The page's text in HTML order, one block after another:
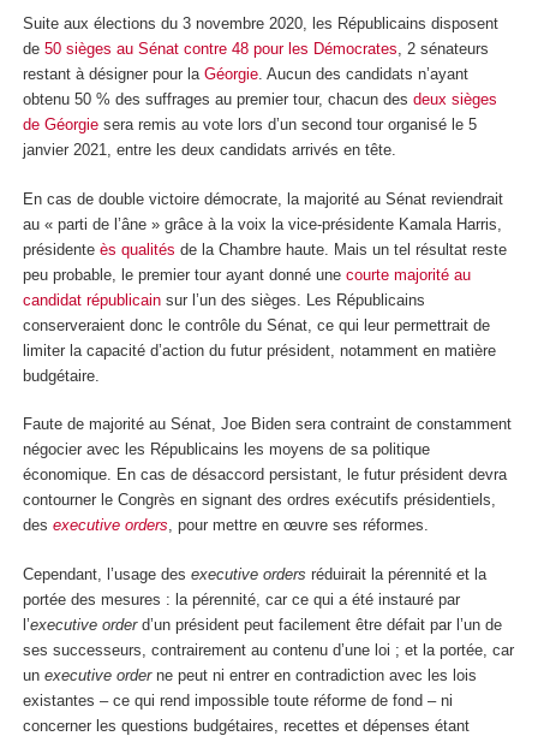
Suite aux élections du 3 novembre 2020, les Républicains disposent
de 50 sièges au Sénat contre 48 pour les Démocrates, 2 sénateurs
restant à désigner pour la Géorgie. Aucun des candidats n’ayant
obtenu 50 % des suffrages au premier tour, chacun des deux sièges
de Géorgie sera remis au vote lors d’un second tour organisé le 5
janvier 2021, entre les deux candidats arrivés en tête.
En cas de double victoire démocrate, la majorité au Sénat reviendrait
au « parti de l’âne » grâce à la voix la vice-présidente Kamala Harris,
présidente ès qualités de la Chambre haute. Mais un tel résultat reste
peu probable, le premier tour ayant donné une courte majorité au
candidat républicain sur l’un des sièges. Les Républicains
conserveraient donc le contrôle du Sénat, ce qui leur permettrait de
limiter la capacité d’action du futur président, notamment en matière
budgétaire.
Faute de majorité au Sénat, Joe Biden sera contraint de constamment
négocier avec les Républicains les moyens de sa politique
économique. En cas de désaccord persistant, le futur président devra
contourner le Congrès en signant des ordres exécutifs présidentiels,
des executive orders, pour mettre en œuvre ses réformes.
Cependant, l’usage des executive orders réduirait la pérennité et la
portée des mesures : la pérennité, car ce qui a été instauré par
l’executive orderd’un président peut facilement être défait par l’un de
ses successeurs, contrairement au contenu d’une loi ; et la portée, car
un executive orderne peut ni entrer en contradiction avec les lois
existantes – ce qui rend impossible toute réforme de fond – ni
concerner les questions budgétaires, recettes et dépenses étant